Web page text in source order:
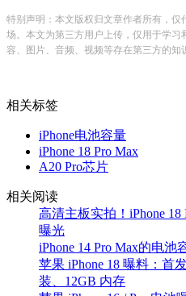
特别声明：本文版权归文章作者所有，
场。本文为第三方用户上传，仅用于学
容、图片、音频、视频等存在第三方的知
相关标签
iPhone电池容量
iPhone 18 Pro Max
A20 Pro芯片
相关阅读
高清主板实拍！iPhone
曝光
iPhone 14 Pro Max的电
苹果 iPhone 18 曝料：首
装、12GB 内存